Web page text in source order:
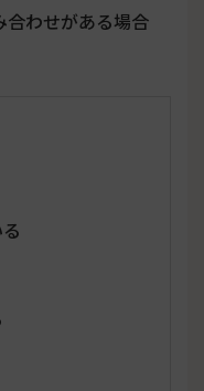
合わせがある場合